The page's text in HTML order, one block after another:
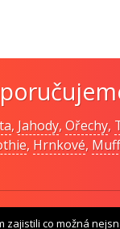
, Jahody,Ořechy,
, Hrnkové,
zajistili co možná